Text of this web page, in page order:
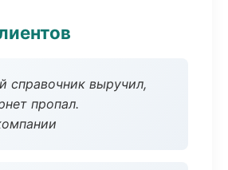
справочник выручил,
пропал.